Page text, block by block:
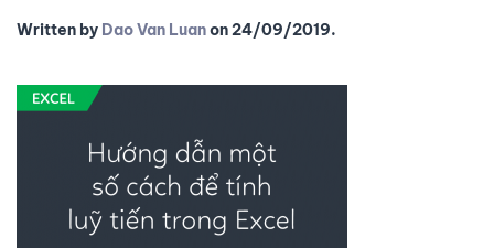
Written by Dao Van Luanon24/09/2019.